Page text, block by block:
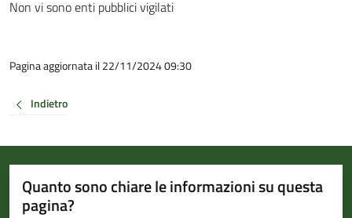
Non vi sono enti pubblici vigilati
Pagina aggiornata il 22/11/2024 09:30
Indietro
Quanto sono chiare le informazioni su questa
pagina?